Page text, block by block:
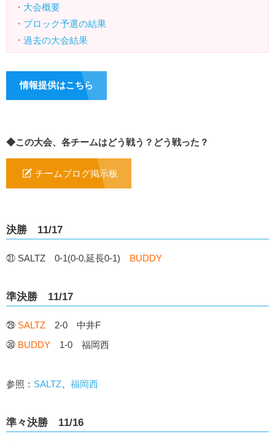
・ 大会概要
・ ブロック予選の結果
・ 過去の大会結果
情報提供はこちら
◆この大会、各チームはどう戦う？どう戦った？
チームブログ掲示板
決勝 11/17
㉛ SALTZ 0-1(0-0.延長0-1) BUDDY
準決勝 11/17
㉙ SALTZ 2-0 中井F
㉚ BUDDY 1-0 福岡西
参照： SALTZ 福岡西
準々決勝 11/16